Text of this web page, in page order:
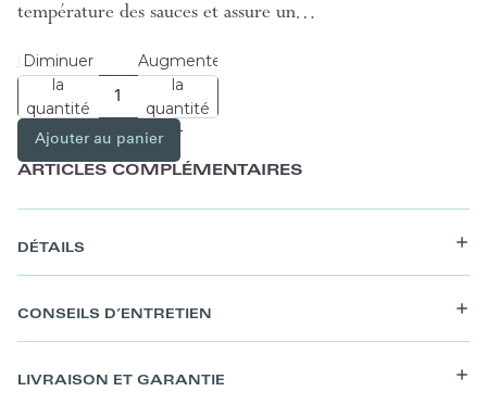
température des sauces et assure un…
Lire plus
Diminuer
la
quantité
Augmenter
la
quantité
Ajouter au panier
ARTICLES COMPLÉMENTAIRES
DÉTAILS
CONSEILS D’ENTRETIEN
LIVRAISON ET GARANTIE